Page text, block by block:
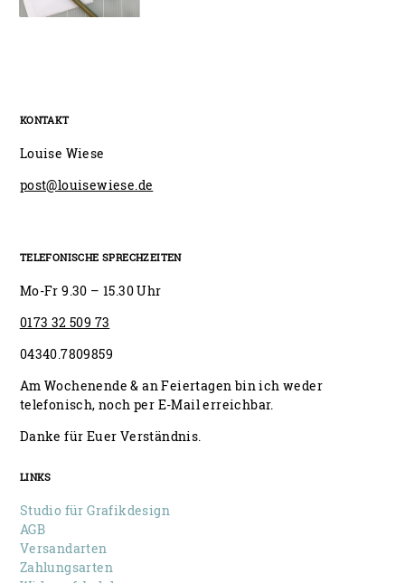
KONTAKT
Louise Wiese
post@louisewiese.de
TELEFONISCHE SPRECHZEITEN
Mo-Fr 9.30 – 15.30 Uhr
0173 32 509 73
04340.7809859
Am Wochenende & an Feiertagen bin ich weder
telefonisch, noch per E-Mail erreichbar.
Danke für Euer Verständnis.
LINKS
Studio für Grafikdesign
AGB
Versandarten
Zahlungsarten